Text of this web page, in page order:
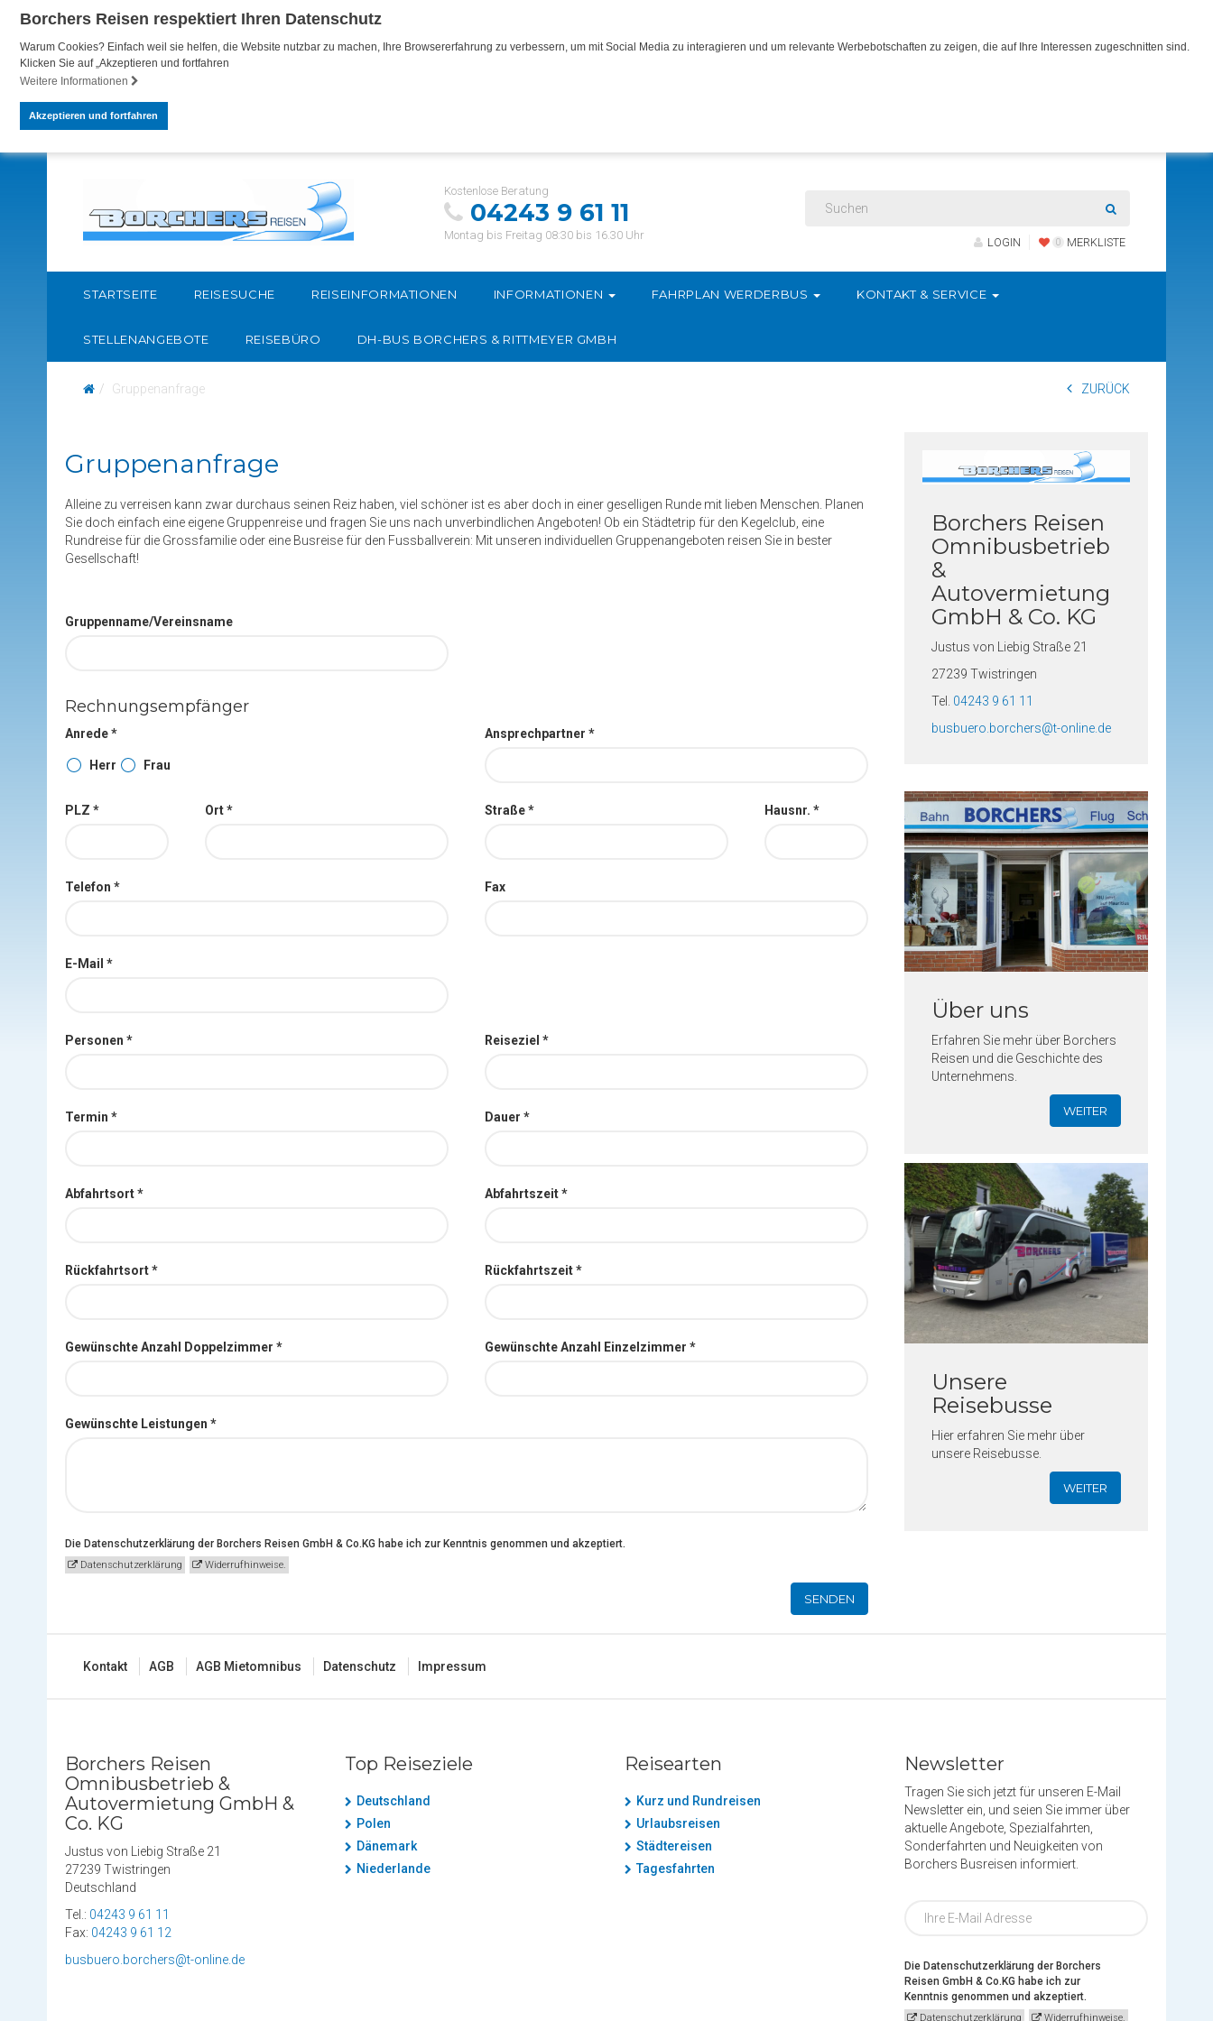
Borchers Reisen respektiert Ihren Datenschutz
Warum Cookies? Einfach weil sie helfen, die Website nutzbar zu machen, Ihre Browsererfahrung zu verbessern, um mit Social Media zu interagieren und um relevante Werbebotschaften zu zeigen, die auf Ihre Interessen zugeschnitten sind.
Klicken Sie auf „Akzeptieren und fortfahren
Weitere Informationen
Akzeptieren und fortfahren
Kostenlose Beratung
04243 9 61 11
Montag bis Freitag 08:30 bis 16.30 Uhr
LOGIN 0 MERKLISTE
STARTSEITE REISESUCHE REISEINFORMATIONEN INFORMATIONEN FAHRPLAN WERDERBUS KONTAKT & SERVICE
STELLENANGEBOTE REISEBÜRO DH-BUS BORCHERS & RITTMEYER GMBH
Gruppenanfrage ZURÜCK
Gruppenanfrage
Alleine zu verreisen kann zwar durchaus seinen Reiz haben, viel schöner ist es aber doch in einer geselligen Runde mit lieben Menschen. Planen
Sie doch einfach eine eigene Gruppenreise und fragen Sie uns nach unverbindlichen Angeboten! Ob ein Städtetrip für den Kegelclub, eine
Rundreise für die Grossfamilie oder eine Busreise für den Fussballverein: Mit unseren individuellen Gruppenangeboten reisen Sie in bester
Gesellschaft!
Gruppenname/Vereinsname
Rechnungsempfänger
Anrede *
Herr Frau
Ansprechpartner *
PLZ * Ort * Straße * Hausnr. *
Telefon * Fax
E-Mail *
Personen * Reiseziel *
Termin * Dauer *
Abfahrtsort * Abfahrtszeit *
Rückfahrtsort * Rückfahrtszeit *
Gewünschte Anzahl Doppelzimmer * Gewünschte Anzahl Einzelzimmer *
Gewünschte Leistungen *
Die Datenschutzerklärung der Borchers Reisen GmbH & Co.KG habe ich zur Kenntnis genommen und akzeptiert.
Datenschutzerklärung Widerrufhinweise.
SENDEN
Borchers Reisen
Omnibusbetrieb
&
Autovermietung
GmbH & Co. KG
Justus von Liebig Straße 21
27239 Twistringen
Tel. 04243 9 61 11
busbuero.borchers@t-online.de
Über uns
Erfahren Sie mehr über Borchers
Reisen und die Geschichte des
Unternehmens.
WEITER
Unsere
Reisebusse
Hier erfahren Sie mehr über
unsere Reisebusse.
WEITER
Kontakt AGB AGB Mietomnibus Datenschutz Impressum
Borchers Reisen
Omnibusbetrieb &
Autovermietung GmbH &
Co. KG
Justus von Liebig Straße 21
27239 Twistringen
Deutschland
Tel.: 04243 9 61 11
Fax: 04243 9 61 12
busbuero.borchers@t-online.de
Top Reiseziele
Deutschland
Polen
Dänemark
Niederlande
Reisearten
Kurz und Rundreisen
Urlaubsreisen
Städtereisen
Tagesfahrten
Newsletter
Tragen Sie sich jetzt für unseren E-Mail
Newsletter ein, und seien Sie immer über
aktuelle Angebote, Spezialfahrten,
Sonderfahrten und Neuigkeiten von
Borchers Busreisen informiert.
Die Datenschutzerklärung der Borchers
Reisen GmbH & Co.KG habe ich zur
Kenntnis genommen und akzeptiert.
Datenschutzerklärung Widerrufhinweise.